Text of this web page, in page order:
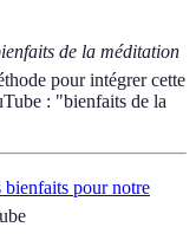
de la méditation
pour intégrer cette
: "bienfaits de la
pour notre